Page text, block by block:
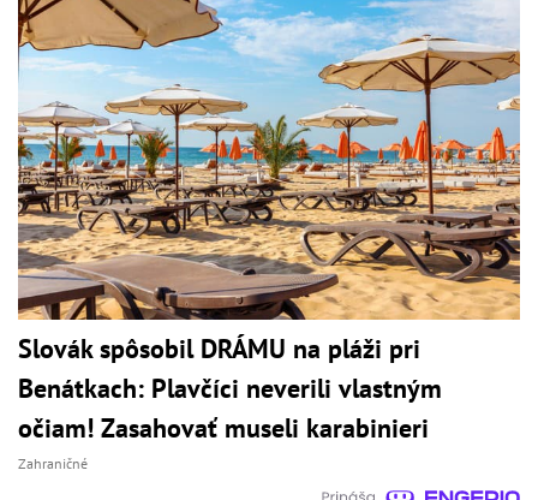
Slovák spôsobil DRÁMU na pláži pri
Benátkach: Plavčíci neverili vlastným
očiam! Zasahovať museli karabinieri
Zahraničné